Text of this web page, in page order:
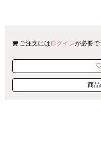
ご注文には ログインが必要で
商